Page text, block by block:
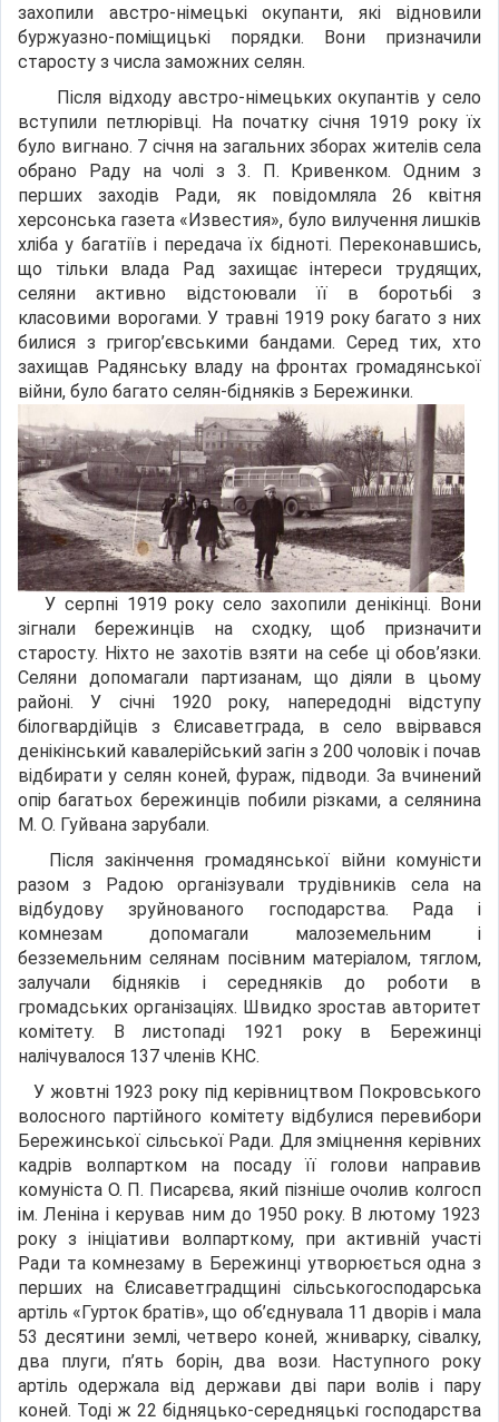
захопили австро-німецькі окупанти, які відновили
буржуазно-поміщицькі порядки. Вони призначили
старосту з числа заможних селян.
Після відходу австро-німецьких окупантів у село
вступили петлюрівці. На початку січня 1919 року їх
було вигнано. 7 січня на загальних зборах жителів села
обрано Раду на чолі з 3. П. Кривенком. Одним з
перших заходів Ради, як повідомляла 26 квітня
херсонська газета «Известия», було вилучення лишків
хліба у багатіїв і передача їх бідноті. Переконавшись,
що тільки влада Рад захищає інтереси трудящих,
селяни активно відстоювали її в боротьбі з
класовими ворогами. У травні 1919 року багато з них
билися з григор’євськими бандами. Серед тих, хто
захищав Радянську владу на фронтах громадянської
війни, було багато селян-бідняків з Бережинки.
У серпні 1919 року село захопили денікінці. Вони
зігнали бережинців на сходку, щоб призначити
старосту. Ніхто не захотів взяти на себе ці обов’язки.
Селяни допомагали партизанам, що діяли в цьому
районі. У січні 1920 року, напередодні відступу
білогвардійців з Єлисаветграда, в село ввірвався
денікінський кавалерійський загін з 200 чоловік і почав
відбирати у селян коней, фураж, підводи. За вчинений
опір багатьох бережинців побили різками, а селянина
М. О. Гуйвана зарубали.
Після закінчення громадянської війни комуністи
разом з Радою організували трудівників села на
відбудову зруйнованого господарства. Рада і
комнезам допомагали малоземельним і
безземельним селянам посівним матеріалом, тяглом,
залучали бідняків і середняків до роботи в
громадських організаціях. Швидко зростав авторитет
комітету. В листопаді 1921 року в Бережинці
налічувалося 137 членів КНС.
У жовтні 1923 року під керівництвом Покровського
волосного партійного комітету відбулися перевибори
Бережинської сільської Ради. Для зміцнення керівних
кадрів волпартком на посаду її голови направив
комуніста О. П. Писарєва, який пізніше очолив колгосп
ім. Леніна і керував ним до 1950 року. В лютому 1923
року з ініціативи волпарткому, при активній участі
Ради та комнезаму в Бережинці утворюється одна з
перших на Єлисаветградщині сільськогосподарська
артіль «Гурток братів», що об’єднувала 11 дворів і мала
53 десятини землі, четверо коней, жниварку, сівалку,
два плуги, п’ять борін, два вози. Наступного року
артіль одержала від держави дві пари волів і пару
коней. Тоді ж 22 бідняцько-середняцькі господарства